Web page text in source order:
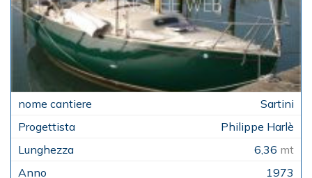
Sartini
Philippe Harlè
6,36 mt
1973